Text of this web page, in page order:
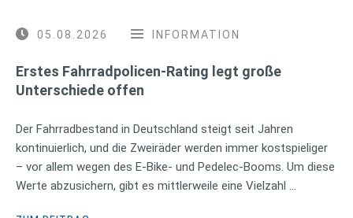
05.08.2026 INFORMATION
Erstes Fahrradpolicen-Rating legt große
Unterschiede offen
Der Fahrradbestand in Deutschland steigt seit Jahren
kontinuierlich, und die Zweiräder werden immer kostspieliger
– vor allem wegen des E-Bike- und Pedelec-Booms. Um diese
Werte abzusichern, gibt es mittlerweile eine Vielzahl …